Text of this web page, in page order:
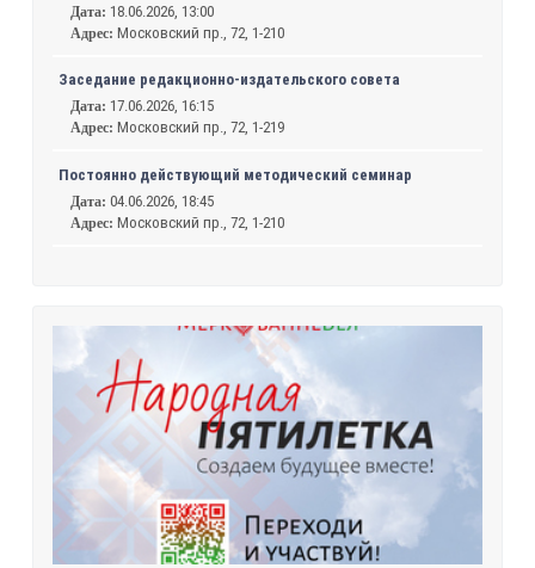
Дата: 18.06.2026, 13:00
Адрес: Московский пр., 72, 1-210
Заседание редакционно-издательского совета
Дата: 17.06.2026, 16:15
Адрес: Московский пр., 72, 1-219
Постоянно действующий методический семинар
Дата:04.06.2026, 18:45
Адрес: Московский пр., 72, 1-210